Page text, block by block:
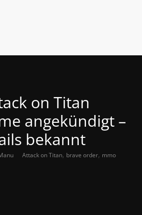
on Titan
angekündigt –
bekannt
Attack on Titan, brave order, mmo